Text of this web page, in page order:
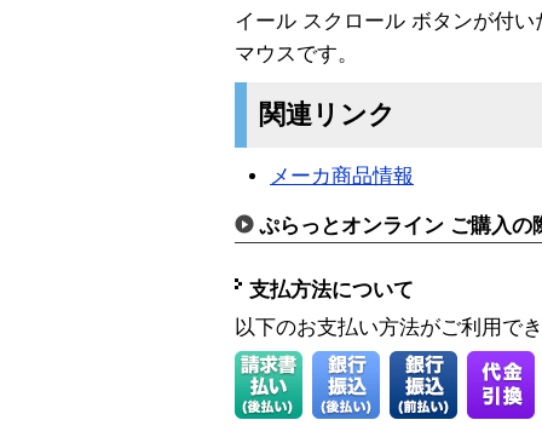
イール スクロール ボタンが付
マウスです。
関連リンク
メーカ商品情報
ぷらっとオンライン ご購入の
支払方法について
以下のお支払い方法がご利用で